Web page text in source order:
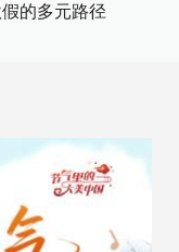
的多元路径